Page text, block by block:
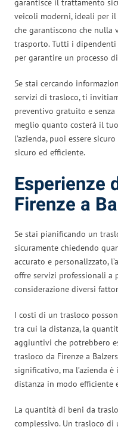
garantisce il trattamento
veicoli moderni, ideali per il
che garantiscono che nulla
trasporto. Tutti i dipendenti
per garantire un processo
Se stai cercando
servizi di trasloco, ti
preventivo gratuito e
meglio quanto costerà il
l’azienda, puoi essere
sicuro ed efficiente.
Esperienze
Firenze a
Se stai pianificando un
sicuramente chiedendo
accurato e personalizzato,
offre servizi professionali a
considerazione diversi
I costi di un trasloco
tra cui la distanza, la
aggiuntivi che potrebbero
trasloco da Firenze a
significativo, ma l’azienda
distanza in modo efficiente
La quantità di beni da
complessivo. Un trasloco